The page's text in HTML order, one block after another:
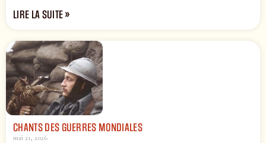
LIRE LA SUITE »
CHANTS DES GUERRES MONDIALES
mai 21, 2026